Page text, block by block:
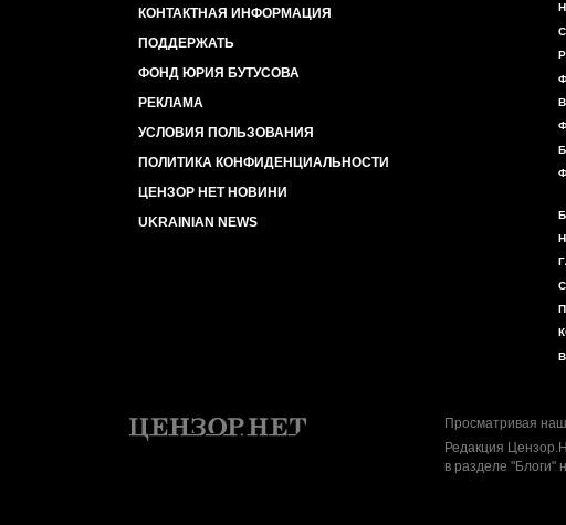
КОНТАКТНАЯ ИНФОРМАЦИЯ
ПОДДЕРЖАТЬ
ФОНД ЮРИЯ БУТУСОВА
РЕКЛАМА
УСЛОВИЯ ПОЛЬЗОВАНИЯ
ПОЛИТИКА КОНФИДЕНЦИАЛЬНОСТИ
ЦЕНЗОР НЕТ НОВИНИ
UKRAINIAN NEWS
Просматривая
Редакция
в разделе "Блоги"